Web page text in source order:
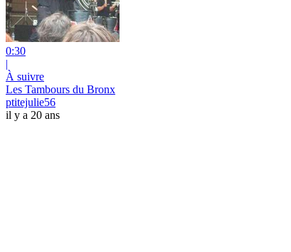
0:30
|
À suivre
Les Tambours du Bronx
ptitejulie56
il y a 20 ans